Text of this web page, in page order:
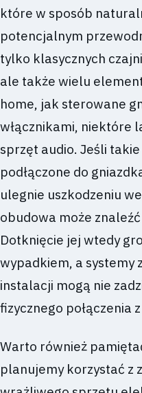
które w sposób
potencjalnym
tylko klasycznych
ale także wielu
home, jak sterowane
włącznikami, niektóre
sprzęt audio. Jeśli
podłączone do
ulegnie uszkodzeniu
obudowa może
Dotknięcie jej wtedy
wypadkiem, a systemy
instalacji mogą nie
fizycznego połączenia
Warto również
planujemy korzystać z